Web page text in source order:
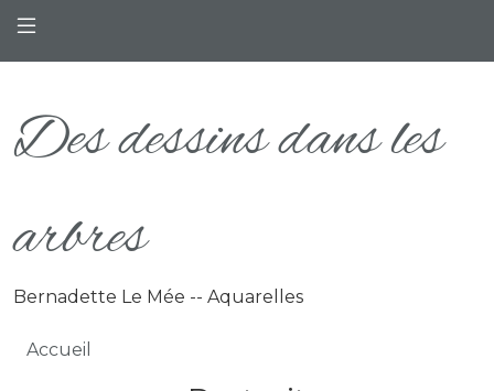
Des dessins dans les
arbres
Bernadette Le Mée -- Aquarelles
Fil d'Ariane
Accueil